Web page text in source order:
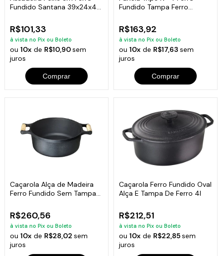
Fundido Santana 39x24x4
R$101,33
à vista no Pix ou Boleto
ou10x de R$10,90sem
juros
Comprar
Fundido Tampa Ferro
R$163,92
à vista no Pix ou Boleto
ou 10xde R$17,63 sem
juros
Comprar
Caçarola Alça de Madeira
Ferro Fundido Sem Tampa
R$260,56
à vista no Pix ou Boleto
ou10x de R$28,02sem
juros
Caçarola Ferro Fundido Oval
Alça E Tampa De Ferro 4l
R$212,51
à vista no Pix ou Boleto
ou 10xde R$22,85sem
juros